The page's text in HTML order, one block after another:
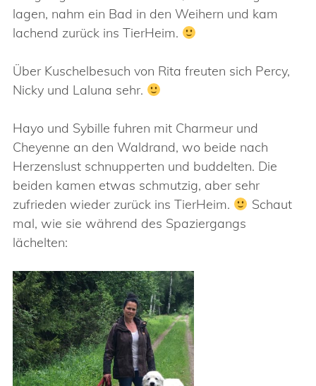
lagen, nahm ein Bad in den Weihern und kam
lachend zurück ins TierHeim.
Über Kuschelbesuch von Rita freuten sich Percy,
Nicky und Laluna sehr.
Hayo und Sybille fuhren mit Charmeur und
Cheyenne an den Waldrand, wo beide nach
Herzenslust schnupperten und buddelten. Die
beiden kamen etwas schmutzig, aber sehr
zufrieden wieder zurück ins TierHeim.
Schaut
mal, wie sie während des Spaziergangs
lächelten: